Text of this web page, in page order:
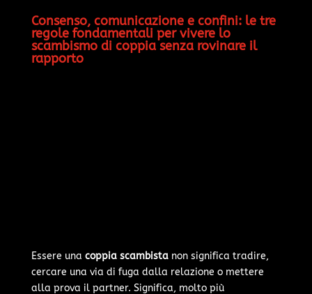
Consenso, comunicazione e confini: le tre
regole fondamentali per vivere lo
scambismo di coppia senza rovinare il
rapporto
Essere una coppia scambistanon significa tradire,
cercare una via di fuga dalla relazione o mettere
alla prova il partner. Significa, molto più